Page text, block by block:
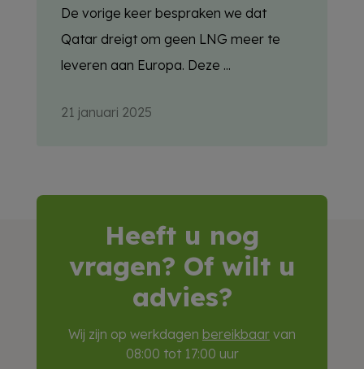
De vorige keer bespraken we dat
Qatar dreigt om geen LNG meer te
leveren aan Europa. Deze ...
21 januari 2025
Heeft u nog
vragen? Of wilt u
advies?
Wij zijn op werkdagen bereikbaar van
08:00 tot 17:00 uur